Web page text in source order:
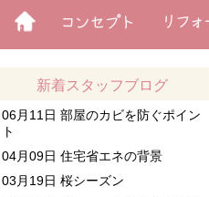
新着スタッフブログ
06月11日 部屋のカビを防ぐポイン
ト
04月09日 住宅省エネの背景
03月19日 桜シーズン